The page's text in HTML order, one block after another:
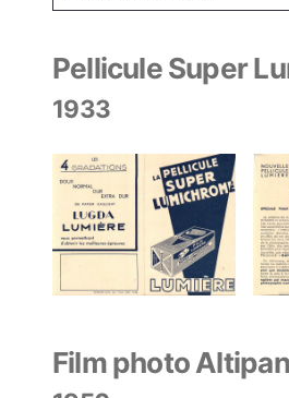
Pellicule Super
1933
Film photo